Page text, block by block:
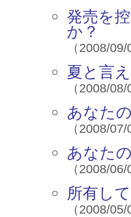
発売を
か？
（2008/
夏と言
（2008/
あなた
（2008/
あなた
（2008/
所有し
（2008/